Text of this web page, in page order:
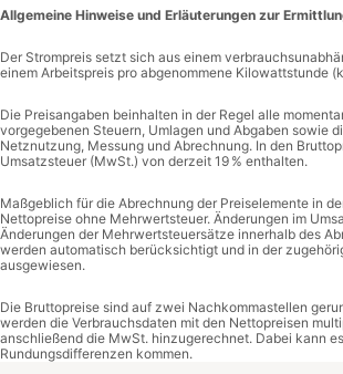
Allgemeine Hinweise und Erläuterungen zur
Der Strompreis setzt sich aus einem
einem Arbeitspreis pro abgenommene Kilowattstunde
Die Preisangaben beinhalten in der Regel alle
vorgegebenen Steuern, Umlagen und Abgaben sowie
Netznutzung, Messung und Abrechnung. In den
Umsatzsteuer (MwSt.) von derzeit 19 % enthalten.
Maßgeblich für die Abrechnung der Preiselemente in
Nettopreise ohne Mehrwertsteuer. Änderungen im
Änderungen der Mehrwertsteuersätze innerhalb des
werden automatisch berücksichtigt und in der
ausgewiesen.
Die Bruttopreise sind auf zwei Nachkommastellen
werden die Verbrauchsdaten mit den Nettopreisen
anschließend die MwSt. hinzugerechnet. Dabei kann
Rundungsdifferenzen kommen.